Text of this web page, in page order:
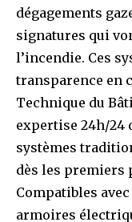
dégagements
signatures qui
l’incendie. Ces
transparence en
Technique du
expertise 24h/24
systèmes
dès les premiers
Compatibles
armoires